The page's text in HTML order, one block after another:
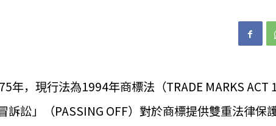
年，現行法為1994年商標法（TRADE MARKS ACT
訴訟」（PASSING OFF）對於商標提供雙重法律保